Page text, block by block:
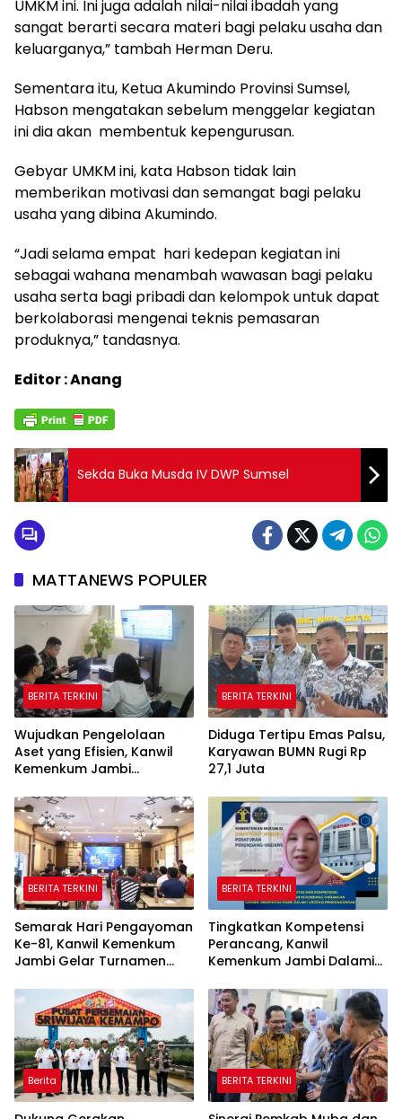
UMKM ini. Ini juga adalah nilai-nilai ibadah yang
sangat berarti secara materi bagi pelaku usaha dan
keluarganya,” tambah Herman Deru.
Sementara itu, Ketua Akumindo Provinsi Sumsel,
Habson mengatakan sebelum menggelar kegiatan
ini dia akan membentuk kepengurusan.
Gebyar UMKM ini, kata Habson tidak lain
memberikan motivasi dan semangat bagi pelaku
usaha yang dibina Akumindo.
“Jadi selama empat hari kedepan kegiatan ini
sebagai wahana menambah wawasan bagi pelaku
usaha serta bagi pribadi dan kelompok untuk dapat
berkolaborasi mengenai teknis pemasaran
produknya,” tandasnya.
Editor : Anang
Sekda Buka Musda IV DWP Sumsel
MATTANEWS POPULER
BERITA TERKINI
Wujudkan Pengelolaan
Aset yang Efisien, Kanwil
Kemenkum Jambi
Secara Transparan
BERITA TERKINI
Diduga Tertipu Emas Palsu,
Karyawan BUMN Rugi Rp
27,1 Juta
BERITA TERKINI
Semarak Hari Pengayoman
Ke-81, Kanwil Kemenkum
Jambi Gelar Turnamen
BERITA TERKINI
Tingkatkan Kompetensi
Perancang, Kanwil
Kemenkum Jambi Dalami
Peraturan Perundang-
undangan
Berita BERITA TERKINI